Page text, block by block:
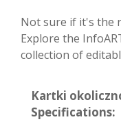
Not sure if it's the
Explore the
collection of
Kartki
Specifications: